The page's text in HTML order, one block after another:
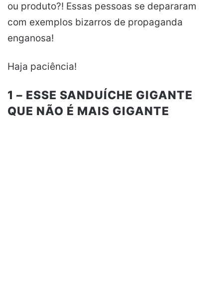
ou produto?! Essas pessoas se depararam
com exemplos bizarros de propaganda
enganosa!
Haja paciência!
1 – ESSE SANDUÍCHE GIGANTE
QUE NÃO É MAIS GIGANTE